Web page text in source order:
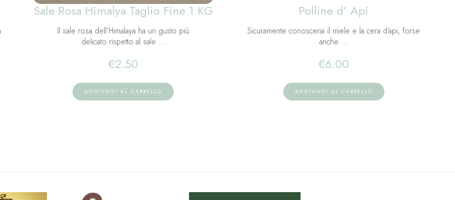
Sale Rosa Himalya Taglio Fine 1 KG
Il sale rosa dell’Himalaya ha un gusto più
delicato rispetto al sale …
€2.50
AGGIUNGI AL CARRELLO
Polline d’ Api
Sicuramente conoscerai il miele e la cera d’api, forse
anche …
€6.00
AGGIUNGI AL CARRELLO